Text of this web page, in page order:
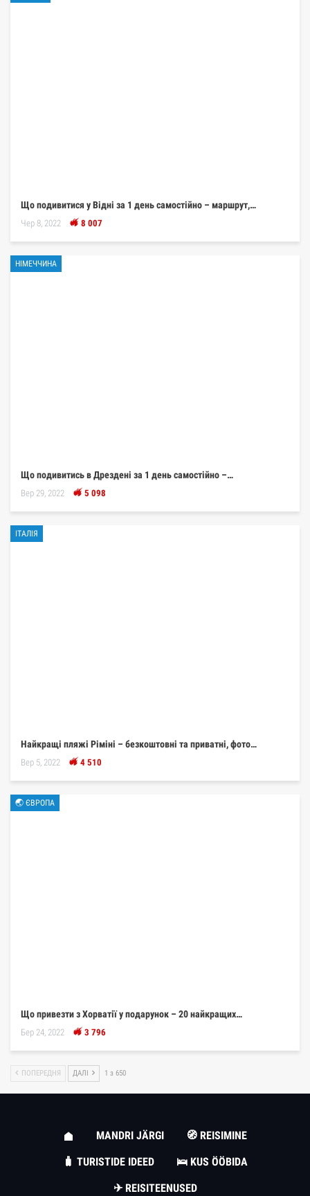
Що подивитися у Відні за 1 день самостійно – маршрут,…
Чер 8, 2022 8 007
НІМЕЧЧИНА
Що подивитись в Дрездені за 1 день самостійно –…
Вер 29, 2022 5 098
ІТАЛІЯ
Найкращі пляжі Ріміні – безкоштовні та приватні, фото…
Вер 5, 2022 4 510
🌏 ЄВРОПА
Що привезти з Хорватії у подарунок – 20 найкращих…
Бер 24, 2022 3 796
ПОПЕРЕДНЯ ДАЛІ 1 з 650
MANDRI JÄRGI
🧭 REISIMINE
🧳 TURISTIDE IDEED
🛌 KUS ÖÖBIDA
✈ REISITEENUSED